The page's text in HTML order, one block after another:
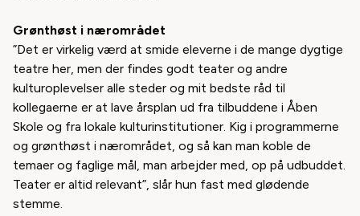
Grønthøst i nærområdet
”Det er virkelig værd at smide eleverne i de mange dygtige
teatre her, men der findes godt teater og andre
kulturoplevelser alle steder og mit bedste råd til
kollegaerne er at lave årsplan ud fra tilbuddene i Åben
Skole og fra lokale kulturinstitutioner. Kig i programmerne
og grønthøst i nærområdet, og så kan man koble de
temaer og faglige mål, man arbejder med, op på udbuddet.
Teater er altid relevant”, slår hun fast med glødende
stemme.